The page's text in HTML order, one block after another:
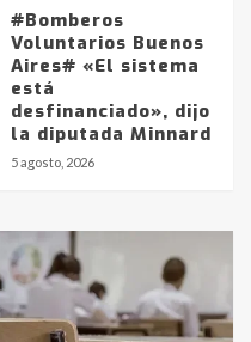
#Bomberos
Voluntarios Buenos
Aires# «El sistema
está
desfinanciado», dijo
la diputada Minnard
5 agosto, 2026
fatal accidente
lunes